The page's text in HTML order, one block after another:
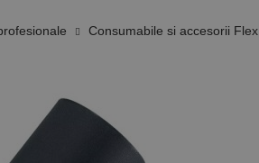
Consumabile si accesorii Flex